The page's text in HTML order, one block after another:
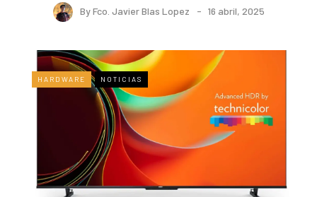
ByFco. Javier Blas Lopez 16 abril, 2025
HARDWARE NOTICIAS